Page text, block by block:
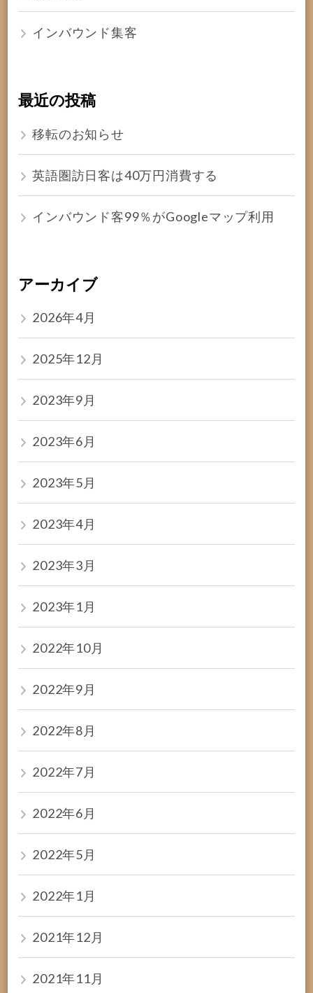
インバウンド集客
最近の投稿
移転のお知らせ
英語圏訪日客は40万円消費する
インバウンド客99％がGoogleマップ利用
アーカイブ
2026年4月
2025年12月
2023年9月
2023年6月
2023年5月
2023年4月
2023年3月
2023年1月
2022年10月
2022年9月
2022年8月
2022年7月
2022年6月
2022年5月
2022年1月
2021年12月
2021年11月